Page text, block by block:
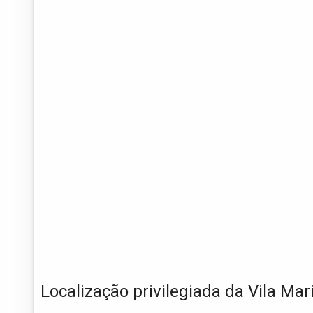
Localização privilegiada da Vila